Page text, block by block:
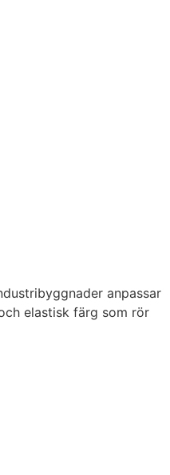
anpassar
elastisk färg som rör